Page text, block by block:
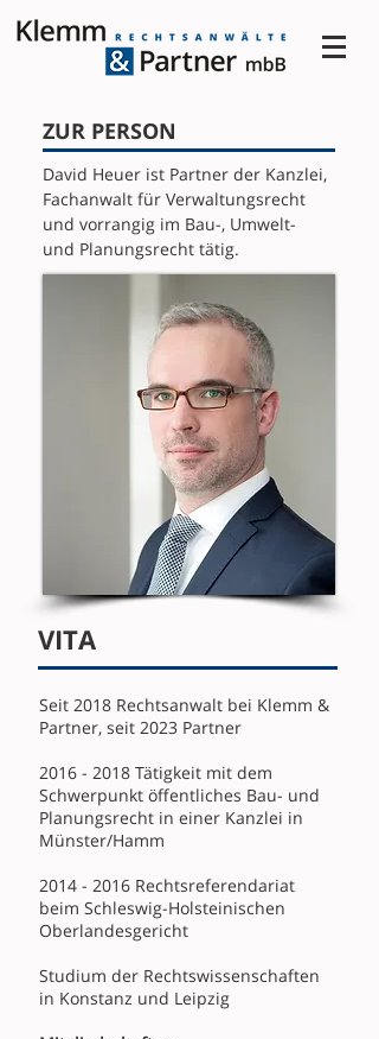
ZUR PERSON
David Heuer ist Partner der Kanzlei,
Fachanwalt für Verwaltungsrecht
und vorrangig im Bau-, Umwelt-
und Planungsrecht tätig.
VITA
Seit 2018 Rechtsanwalt bei Klemm &
Partner, seit 2023 Partner
2016 - 2018 Tätigkeit mit dem
Schwerpunkt öffentliches Bau- und
Planungsrecht in einer Kanzlei in
Münster/Hamm
2014 - 2016 Rechtsreferendariat
beim Schleswig-Holsteinischen
Oberlandesgericht
Studium der Rechtswissenschaften
in Konstanz und Leipzig